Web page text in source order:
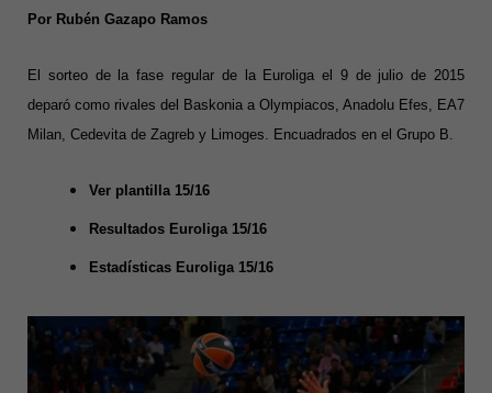
Por Rubén Gazapo Ramos
El sorteo de la fase regular de la Euroliga el 9 de julio de 2015
deparó como rivales del Baskonia a Olympiacos, Anadolu Efes, EA7
Milan, Cedevita de Zagreb y Limoges. Encuadrados en el Grupo B.
Ver plantilla 15/16
Resultados Euroliga 15/16
Estadísticas Euroliga 15/16